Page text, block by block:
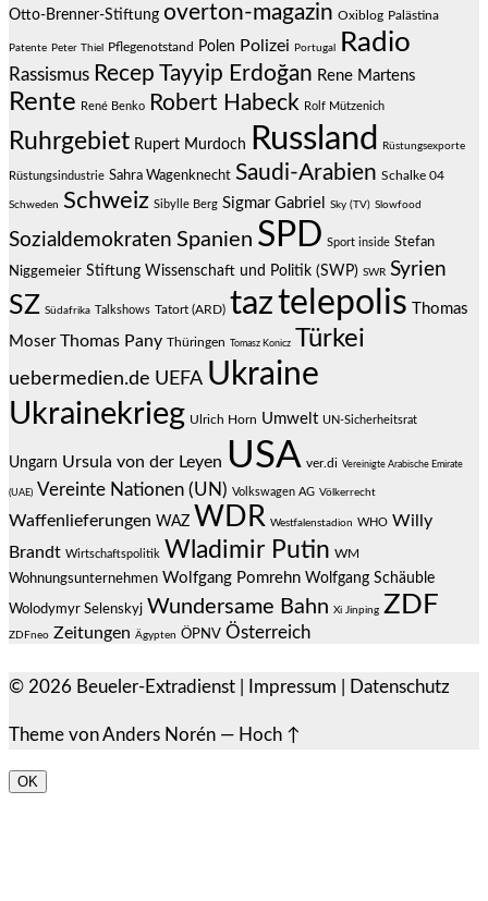
Otto-Brenner-Stiftung overton-magazin Oxiblog Palästina
Patente Peter Thiel Pflegenotstand Polen Polizei Portugal Radio
Rassismus Recep Tayyip Erdoğan Rene Martens
Rente René Benko Robert Habeck Rolf Mützenich
Ruhrgebiet Rupert Murdoch Russland Rüstungsexporte
Rüstungsindustrie Sahra Wagenknecht Saudi-Arabien Schalke 04
Schweden Schweiz Sibylle Berg Sigmar Gabriel Sky (TV) Slowfood
Sozialdemokraten Spanien SPD Sport inside Stefan
Niggemeier Stiftung Wissenschaft und Politik (SWP) SWR Syrien
SZ Südafrika Talkshows Tatort (ARD) taztelepolis
Thomas
Moser Thomas Pany Thüringen Tomasz Konicz Türkei
uebermedien.de UEFA Ukraine
Ukrainekrieg Ulrich Horn Umwelt UN-Sicherheitsrat
Ungarn Ursula von der Leyen USA ver.di Vereinigte Arabische Emirate
(UAE) Vereinte Nationen (UN) Volkswagen AG Völkerrecht
Waffenlieferungen WAZ WDR Westfalenstadion WHO Willy
Brandt Wirtschaftspolitik Wladimir Putin WM
Wohnungsunternehmen Wolfgang Pomrehn Wolfgang Schäuble
Wolodymyr Selenskyj Wundersame Bahn Xi Jinping ZDF
ZDFneo Zeitungen Ägypten ÖPNV Österreich
© 2026 Beueler-Extradienst Impressum Datenschutz
Theme vonAnders Norén — Hoch ↑
OK